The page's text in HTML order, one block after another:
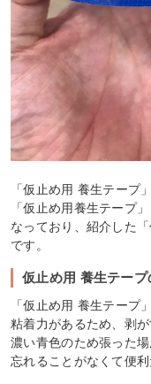
「仮止め用 養生テープ
「仮止め用養生テープ
なっており、紹介した
です。
仮止め用 養生テープ
「仮止め用 養生テープ
粘着力があるため、剥
濃い青色のため張った
忘れることがなくて便利